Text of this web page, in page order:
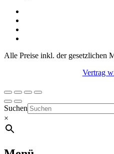
Alle Preise inkl. der gesetzlichen
Vertrag
Suchen
×